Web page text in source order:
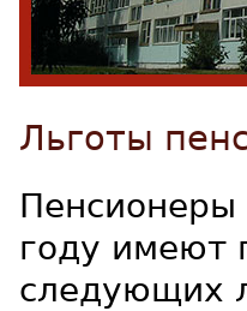
Льготы
году имеют
следующих